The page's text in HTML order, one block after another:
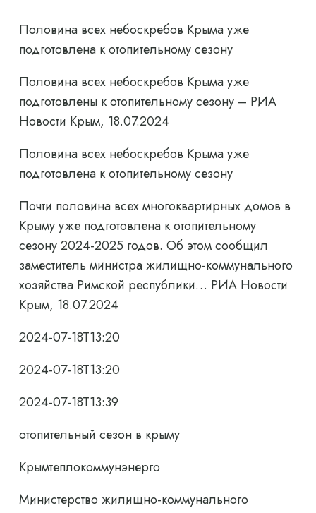
Половина всех небоскребов Крыма уже
подготовлена ​​к отопительному сезону
Половина всех небоскребов Крыма уже
подготовлены к отопительному сезону – РИА
Новости Крым, 18.07.2024
Половина всех небоскребов Крыма уже
подготовлена ​​к отопительному сезону
Почти половина всех многоквартирных домов в
Крыму уже подготовлена ​​к отопительному
сезону 2024-2025 годов. Об этом сообщил
заместитель министра жилищно-коммунального
хозяйства Римской республики… РИА Новости
Крым, 18.07.2024
2024-07-18T13:20
2024-07-18T13:20
2024-07-18T13:39
отопительный сезон в крыму
Крымтеплокоммунэнерго
Министерство жилищно-коммунального